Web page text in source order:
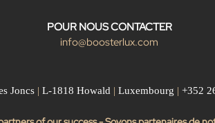
POUR NOUS CONTACTER
info@boosterlux.com
Joncs | L-1818 Howald | Luxembourg | +352